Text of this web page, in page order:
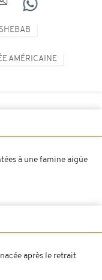
SHEBAB
AMÉRICAINE
à une famine aigüe
après le retrait